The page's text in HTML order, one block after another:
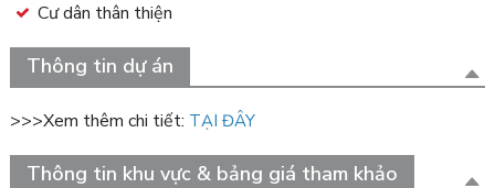
Cư dân thân thiện
Thông tin dự án
>>>Xem thêm chi tiết: TẠI ĐÂY
Thông tin khu vực & bảng giá tham khảo